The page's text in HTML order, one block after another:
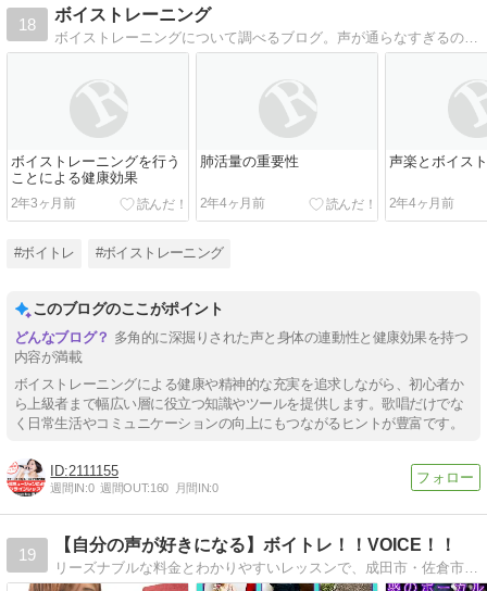
18
ボイストレーニング
ボイストレーニングについて調べるブログ。声が通らなすぎるのでどうにかしたい。。w
ボイストレーニングを行う
ことによる健康効果
2年3ヶ月前
肺活量の重要性
2年4ヶ月前
声楽とボイス
2年4ヶ月前
#ボイトレ #ボイストレーニング
このブログのここがポイント
多角的に深掘りされた声と身体の連動性と健康効果を持つ
内容が満載
ボイストレーニングによる健康や精神的な充実を追求しながら、初心者か
ら上級者まで幅広い層に役立つ知識やツールを提供します。歌唱だけでな
く日常生活やコミュニケーションの向上にもつながるヒントが豊富です。
2111155
週間IN:0 週間OUT:160 月間IN:0
19
【自分の声が好きになる】ボイトレ！！VOICE！！
リーズナブルな料金とわかりやすいレッスンで、成田市・佐倉市・千葉市・船橋市・東金市とその近郊地域にて個人・団体様問わずボイストレーニングを実地しています。